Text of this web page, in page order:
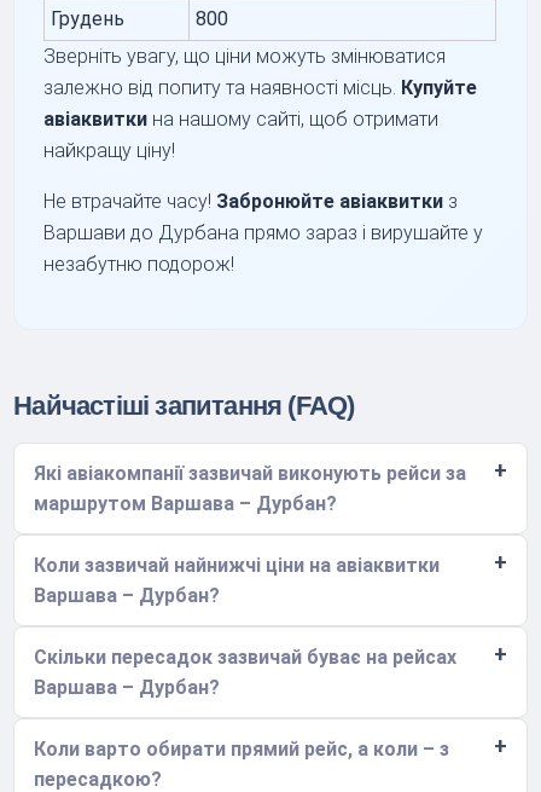
Грудень
800
Зверніть увагу, що ціни можуть змінюватися
залежно від попиту та наявності місць. Купуйте
авіаквитки на нашому сайті, щоб отримати
найкращу ціну!
Не втрачайте часу! Забронюйте авіаквитки з
Варшави до Дурбана прямо зараз і вирушайте у
незабутню подорож!
Найчастіші запитання (FAQ)
Які авіакомпанії зазвичай виконують рейси за
маршрутом Варшава – Дурбан?
Коли зазвичай найнижчі ціни на авіаквитки
Варшава – Дурбан?
Скільки пересадок зазвичай буває на рейсах
Варшава – Дурбан?
Коли варто обирати прямий рейс, а коли – з
пересадкою?